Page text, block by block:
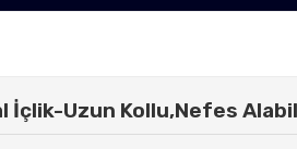
İçlik-Uzun Kollu,Nefes